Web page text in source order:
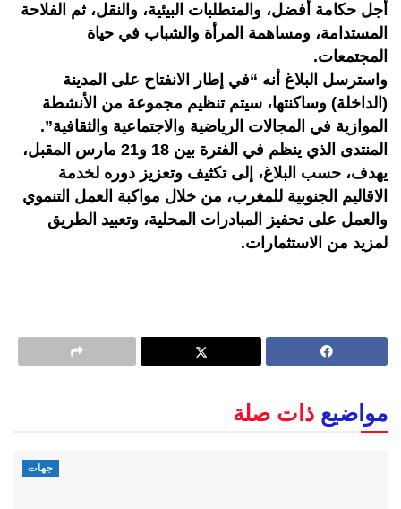
أجل حكامة أفضل، والمتطلبات البيئية، والنقل، ثم الفلاحة
المستدامة، ومساهمة المرأة والشباب في حياة
المجتمعات.
واسترسل البلاغ أنه “في إطار الانفتاح على المدينة
(الداخلة) وساكنتها، سيتم تنظيم مجموعة من الأنشطة
الموازية في المجالات الرياضية والاجتماعية والثقافية”.
المنتدى الذي ينظم في الفترة بين 18 و21 مارس المقبل،
يهدف، حسب البلاغ، إلى تكثيف وتعزيز دوره لخدمة
الاقاليم الجنوبية للمغرب، من خلال مواكبة العمل التنموي
والعمل على تحفيز المبادرات المحلية، وتعبيد الطريق
لمزيد من الاستثمارات.
مواضيع ذات صلة
جهات